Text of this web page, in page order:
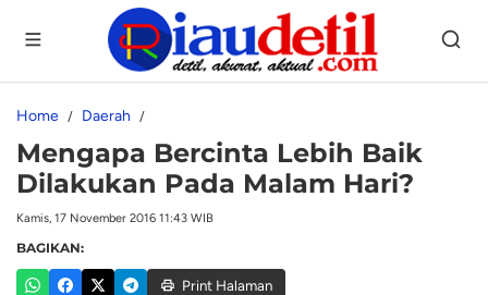
Home Daerah
Mengapa Bercinta Lebih Baik
Dilakukan Pada Malam Hari?
Kamis, 17 November 2016 11:43 WIB
BAGIKAN:
Print Halaman